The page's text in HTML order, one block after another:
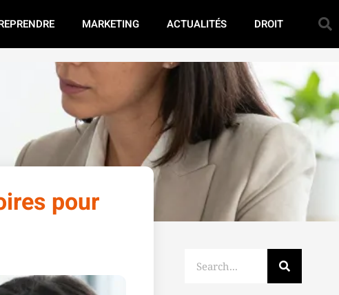
MARKETING ACTUALITÉS DROIT
pour